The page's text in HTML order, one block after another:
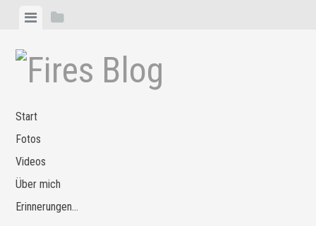
Zum
springen
MenüSeitenleiste
Start
Fotos
Videos
Über mich
Erinnerungen…